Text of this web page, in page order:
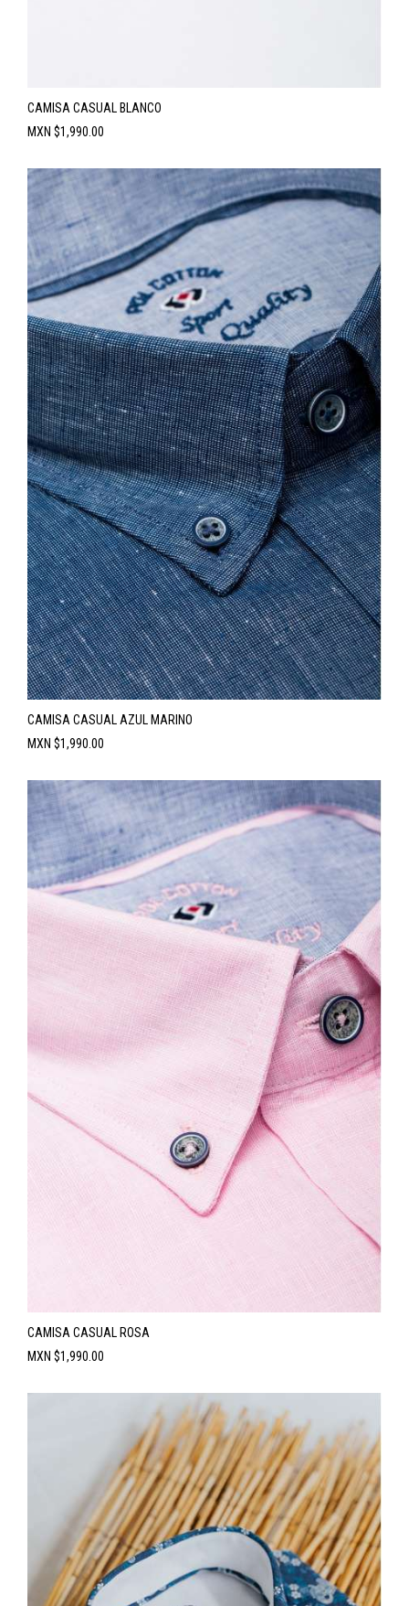
CAMISA CASUAL BLANCO
Precio
MXN $1,990.00
CAMISA CASUAL AZUL MARINO
Precio
MXN $1,990.00
CAMISA CASUAL ROSA
Precio
MXN $1,990.00